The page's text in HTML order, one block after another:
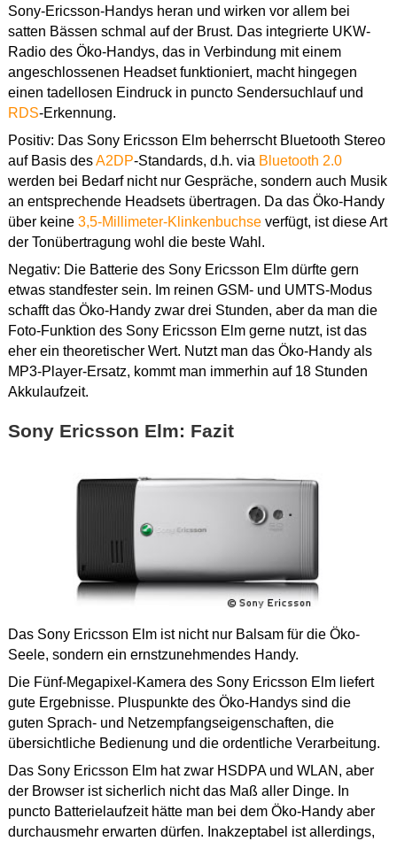
Sony-Ericsson-Handys heran und wirken vor allem bei
satten Bässen schmal auf der Brust. Das integrierte UKW-
Radio des Öko-Handys, das in Verbindung mit einem
angeschlossenen Headset funktioniert, macht hingegen
einen tadellosen Eindruck in puncto Sendersuchlauf und
RDS-Erkennung.
Positiv: Das Sony Ericsson Elm beherrscht Bluetooth Stereo
auf Basis desA2DP-Standards, d.h. via Bluetooth 2.0
werden bei Bedarf nicht nur Gespräche, sondern auch Musik
an entsprechende Headsets übertragen. Da das Öko-Handy
über keine 3,5-Millimeter-Klinkenbuchseverfügt, ist diese Art
der Tonübertragung wohl die beste Wahl.
Negativ: Die Batterie des Sony Ericsson Elm dürfte gern
etwas standfester sein. Im reinen GSM- und UMTS-Modus
schafft das Öko-Handy zwar drei Stunden, aber da man die
Foto-Funktion des Sony Ericsson Elm gerne nutzt, ist das
eher ein theoretischer Wert. Nutzt man das Öko-Handy als
MP3-Player-Ersatz, kommt man immerhin auf 18 Stunden
Akkulaufzeit.
Sony Ericsson Elm: Fazit
Das Sony Ericsson Elm ist nicht nur Balsam für die Öko-
Seele, sondern ein ernstzunehmendes Handy.
Die Fünf-Megapixel-Kamera des Sony Ericsson Elm liefert
gute Ergebnisse. Pluspunkte des Öko-Handys sind die
guten Sprach- und Netzempfangseigenschaften, die
übersichtliche Bedienung und die ordentliche Verarbeitung.
Das Sony Ericsson Elm hat zwar HSDPA und WLAN, aber
der Browser ist sicherlich nicht das Maß aller Dinge. In
puncto Batterielaufzeit hätte man bei dem Öko-Handy aber
durchausmehr erwarten dürfen. Inakzeptabel ist allerdings,